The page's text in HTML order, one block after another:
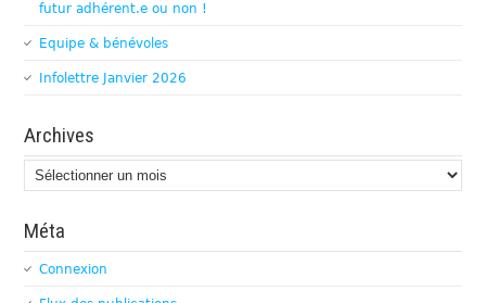
futur adhérent.e ou non !
Equipe & bénévoles
Infolettre Janvier 2026
Archives
Archives
Méta
Connexion